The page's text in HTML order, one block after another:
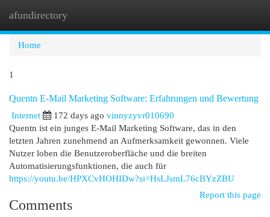
afundirectory
Home
1
Quentn E-Mail Marketing Software: Erfahrungen und Bewertung
Internet 172 days ago vinnyzyvr010690
Quentn ist ein junges E-Mail Marketing Software, das in den
letzten Jahren zunehmend an Aufmerksamkeit gewonnen. Viele
Nutzer loben die Benutzeroberfläche und die breiten
Automatisierungsfunktionen, die auch für
https://youtu.be/HPXCvHOHIDw?si=HsLJsmL76cBYzZBU
Report this page
Comments